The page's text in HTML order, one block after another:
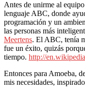
Antes de unirme al
lenguaje ABC, donde
programación y un
las personas más
Meertens. El ABC, tenía
fue un éxito, quizás
tiempo. http://
Entonces para Amoeba,
mis necesidades,